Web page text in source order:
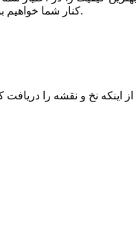
کنار شما خواهیم بود. شما می توانید پس از اتمام کار بافت، برای مرحله شور و پرداخت تابلو فرش خود نیز با ما تماس بگیرید.
نخ و نقشه را دریافت